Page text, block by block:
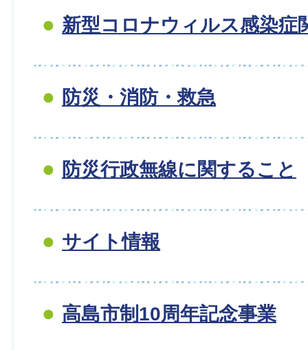
新型コロナウィルス感染症
防災・消防・救急
防災行政無線に関すること
サイト情報
高島市制10周年記念事業